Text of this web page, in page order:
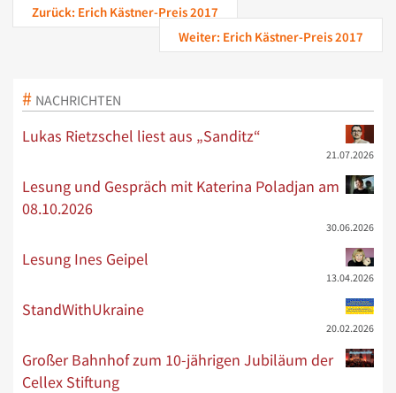
Zurück: Erich Kästner-Preis 2017
Weiter: Erich Kästner-Preis 2017
NACHRICHTEN
Lukas Rietzschel liest aus „Sanditz“
21.07.2026
Lesung und Gespräch mit Katerina Poladjan am
08.10.2026
30.06.2026
Lesung Ines Geipel
13.04.2026
StandWithUkraine
20.02.2026
Großer Bahnhof zum 10-jährigen Jubiläum der
Cellex Stiftung